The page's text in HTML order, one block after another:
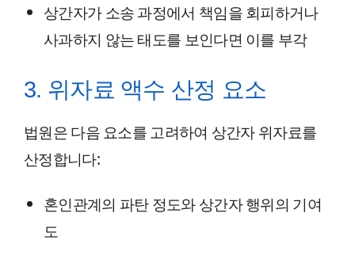
상간자가 소송 과정에서 책임을 회피하거나
사과하지 않는 태도를 보인다면 이를 부각
3. 위자료 액수 산정 요소
법원은 다음 요소를 고려하여 상간자 위자료를
산정합니다:
혼인관계의 파탄 정도와 상간자 행위의 기여
도